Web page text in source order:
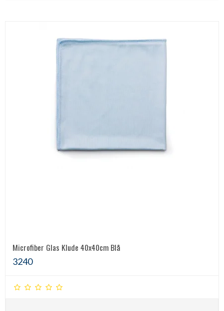
Microfiber Glas Klude 40x40cm Blå
3240